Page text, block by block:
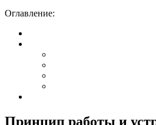
Оглавление:
Принцип работы и